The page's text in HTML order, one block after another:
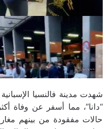
شهدت مدينة فالنسيا
حالات مفقودة من بينهم